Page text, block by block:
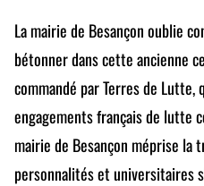
La mairie de Besançon oublie
bétonner dans cette ancienne
commandé par Terres de
engagements français de lutte
mairie de Besançon méprise la
personnalités et universitaires